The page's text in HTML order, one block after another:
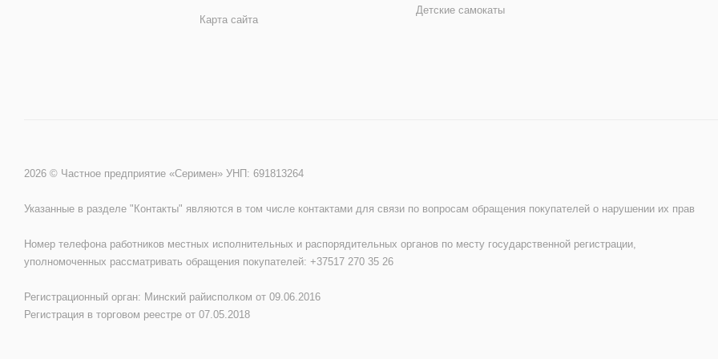
Карта сайта
Детские самокаты
2026 © Частное предприятие «Серимен» УНП: 691813264
Указанные в разделе "Контакты" являются в том числе контактами для связи по вопросам обращения покупателей о нарушении их прав
Номер телефона работников местных исполнительных и распорядительных органов по месту государственной регистрации,
уполномоченных рассматривать обращения покупателей: +37517 270 35 26
Регистрационный орган: Минский райисполком от 09.06.2016
Регистрация в торговом реестре от 07.05.2018